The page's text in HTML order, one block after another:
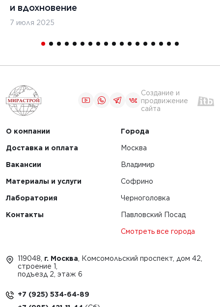
и вдохновение
7 июля 2025
Создание и
продвижение
сайта
О компании
Доставка и оплата
Вакансии
Материалы и услуги
Лаборатория
Контакты
Города
Москва
Владимир
Софрино
Черноголовка
Павловский Посад
Смотреть все города
119048, г. Москва , Комсомольский проспект, дом 42,
строение 1,
подъезд 2, этаж 6
+7 (925) 534-64-89